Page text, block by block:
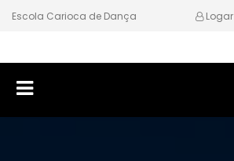
Escola Carioca de Dança Logar